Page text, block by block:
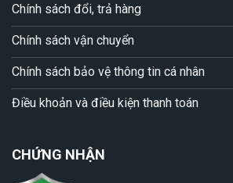
Chính sách đổi, trả hàng
Chính sách vận chuyển
Chính sách bảo vệ thông tin cá nhân
Điều khoản và điều kiện thanh toán
CHỨNG NHẬN